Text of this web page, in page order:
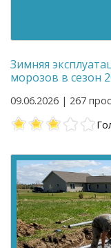
Зимняя
морозов в сезон
09.06.2026 | 267